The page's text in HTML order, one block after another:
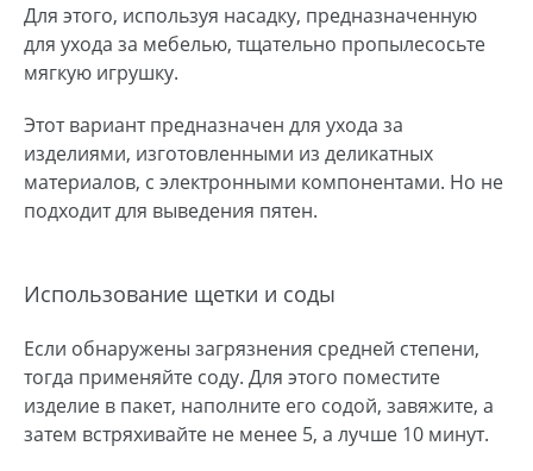
Для этого, используя насадку, предназначенную
для ухода за мебелью, тщательно пропылесосьте
мягкую игрушку.
Этот вариант предназначен для ухода за
изделиями, изготовленными из деликатных
материалов, с электронными компонентами. Но не
подходит для выведения пятен.
Использование щетки и соды
Если обнаружены загрязнения средней степени,
тогда применяйте соду. Для этого поместите
изделие в пакет, наполните его содой, завяжите, а
затем встряхивайте не менее 5, а лучше 10 минут.